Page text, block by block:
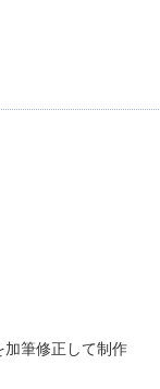
筆修正して制作